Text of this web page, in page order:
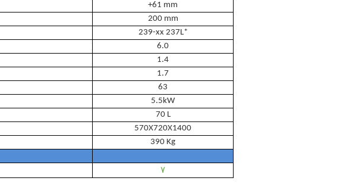
+61 mm
200 mm
239-xx 237L*
6.0
1.4
1.7
63
5.5kW
70 L
570X720X1400
390 Kg
٧